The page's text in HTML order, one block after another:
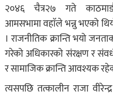
२०४६ चैत्र२७ गते
आमसभामा वहाॅले भन्नु भएको
। राजनीतिक क्रान्ति भयो
गरेको अधिकारको संरक्षण र
र सामाजिक क्रान्ति आवश्यक
त्यसपछि तत्कालीन राजा